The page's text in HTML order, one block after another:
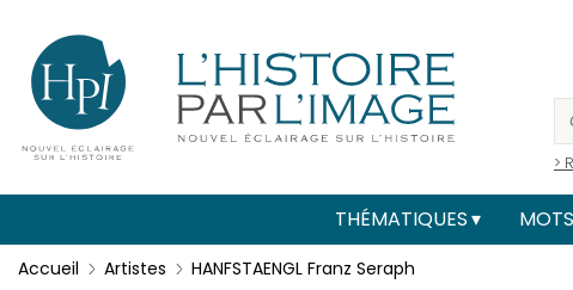
>
Menu
secondaire
(header)
Main
navigation
THÉMATIQUES
Accueil Artistes HANFSTAENGL Franz Seraph